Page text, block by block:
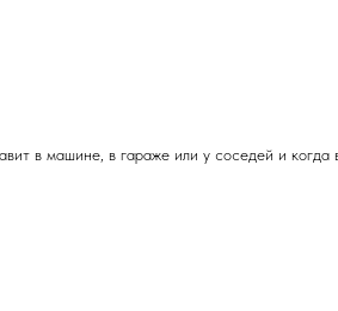
в машине, в гараже или у соседей и